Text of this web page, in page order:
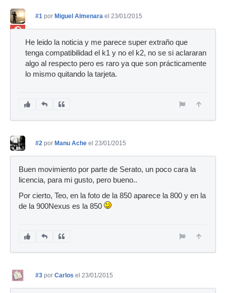
#1 por Miguel Almenara el 23/01/2015
He leido la noticia y me parece super extraño que
tenga compatibilidad el k1 y no el k2, no se si aclararan
algo al respecto pero es raro ya que son prácticamente
lo mismo quitando la tarjeta.
#2 por Manu Ache el 23/01/2015
Buen movimiento por parte de Serato, un poco cara la
licencia, para mi gusto, pero bueno..
Por cierto, Teo, en la foto de la 850 aparece la 800 y en la
de la 900Nexus es la 850
#3 por Carlos el 23/01/2015